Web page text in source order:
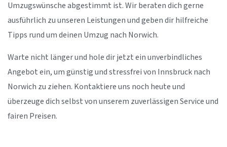
Umzugswünsche abgestimmt ist. Wir beraten dich gerne
ausführlich zu unseren Leistungen und geben dir hilfreiche
Tipps rund um deinen Umzug nach Norwich.
Warte nicht länger und hole dir jetzt ein unverbindliches
Angebot ein, um günstig und stressfrei von Innsbruck nach
Norwich zu ziehen. Kontaktiere uns noch heute und
überzeuge dich selbst von unserem zuverlässigen Service und
fairen Preisen.